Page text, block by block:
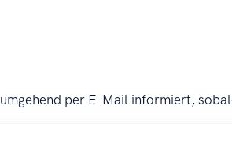
per E-Mail informiert,